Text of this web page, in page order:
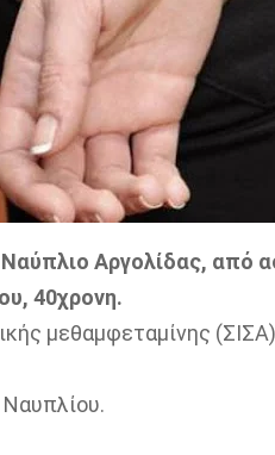
Αργολίδας, από
40χρονη.
μεθαμφεταμίνης